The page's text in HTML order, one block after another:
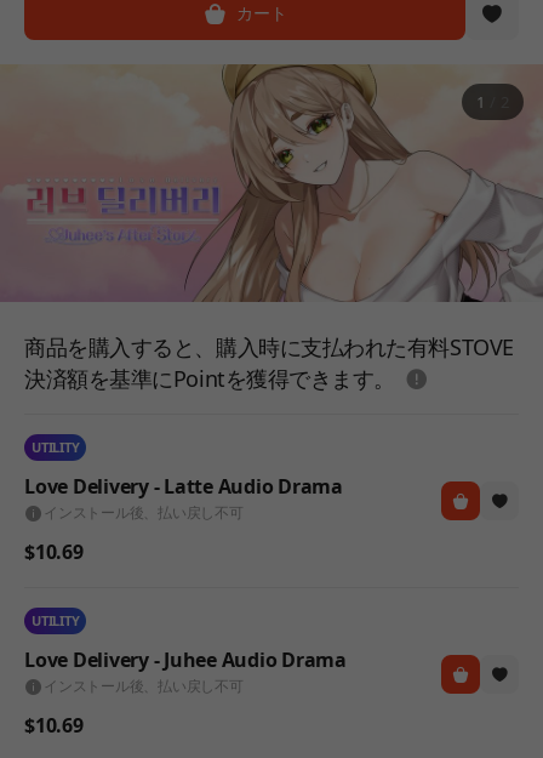
カート
1
商品を購入すると、購入時に支払われた有料STOVE
決済額を基準にPointを獲得できます。
도움말
UTILITY
Love Delivery - Latte Audio Drama
インストール後、払い戻し不可
$10.69
UTILITY
Love Delivery - Juhee Audio Drama
インストール後、払い戻し不可
$10.69